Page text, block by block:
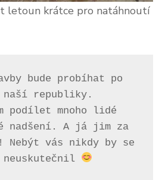
letoun krátce pro natáhnoutí
bude probíhat po
naší republiky.
podílet mnoho lidé
nadšení. A já jim za
Nebýt vás nikdy by se